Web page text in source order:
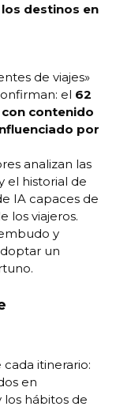
destinos en
de viajes»
el 62
contenido
por
analizan las
el historial de
IA capaces de
los viajeros.
y
un
itinerario:
en
los hábitos de